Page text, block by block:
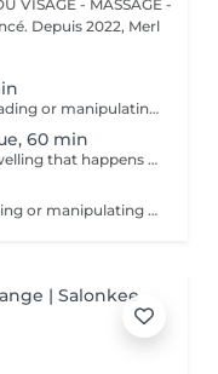
VISAGE - MASSAGE -
Keep your health! is the practice of kneading or manipulating a person's muscles and other soft-tissue in order to reduce stress, reduce muscle pain, increase relaxation and improve the work of the immune system. Benefits of getting a full body massage: - reduces stress - relaxing - improves blood circulation - improves body immune system How is full body massage done? - head and neck are massaged - shoulders and back are massaged - hands and arms are massaged - feet and legs are massaged - belly is massaged Age restrictions: there are no age restrictions for this procedure. Post procedure recommendations: do not do sport and any sharp movements 2-3 hours after the procedure. Frequency: 1-2 times per week, 10 times in total. Repeat once in 3-6 months.
60 min
Better health in just an hour! relieves swelling that happens when medical treatment or illness blocks your lymphatic system. Lymphatic drainage massage involves gently manipulating specific areas of your body to help lymph move to an area with working lymph vessels. Benefits of getting a lymphatic drainage massage: - improves body immune system - helps with post-injury swelling - eases tension in the body How is a lymphatic drainage massage done? - head and neck are massaged - shoulders and back are massaged - hands and arms are massaged - feet and legs are massaged - belly is massaged Age restrictions: there are no age restrictions for this procedure. Post procedure recommendations: do not do sport and any sharp movements 2-3 hours after the procedure. Frequency: 1-2 times per week, 10 times in total. Repeat once in 3-6 months.
Feel alive again! is the practice of kneading or manipulating a person's muscles and other soft-tissue in order to reduce stress, reduce muscle pain, increase relaxation and improve the work of the immune system. Benefits of getting a back health massage: - reduces stress - relaxing - improves blood circulation - improves body immune system How is massage back health done? - head and neck are massaged - shoulders and back are massaged - hands and arms are massaged Age restrictions: there are no age restrictions for this procedure. Post procedure recommendations: do not do sport and any sharp movements for 2-3 hours after the procedure. Frequency: 1-2 times per week, 10 times in total. Repeat once in 3-6 months.